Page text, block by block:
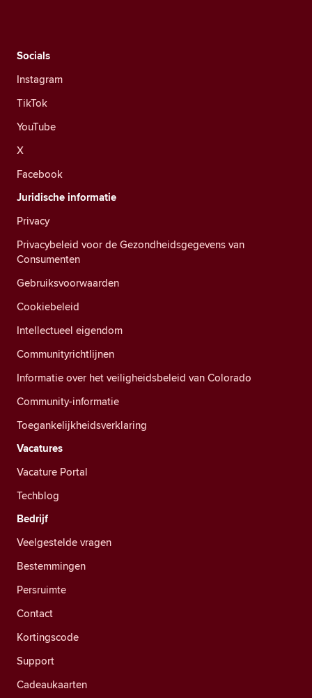
Socials
Instagram
TikTok
YouTube
X
Facebook
Juridische informatie
Privacy
Privacybeleid voor de Gezondheidsgegevens van
Consumenten
Gebruiksvoorwaarden
Cookiebeleid
Intellectueel eigendom
Communityrichtlijnen
Informatie over het veiligheidsbeleid van Colorado
Community-informatie
Toegankelijkheidsverklaring
Vacatures
Vacature Portal
Techblog
Bedrijf
Veelgestelde vragen
Bestemmingen
Persruimte
Contact
Kortingscode
Support
Cadeaukaarten